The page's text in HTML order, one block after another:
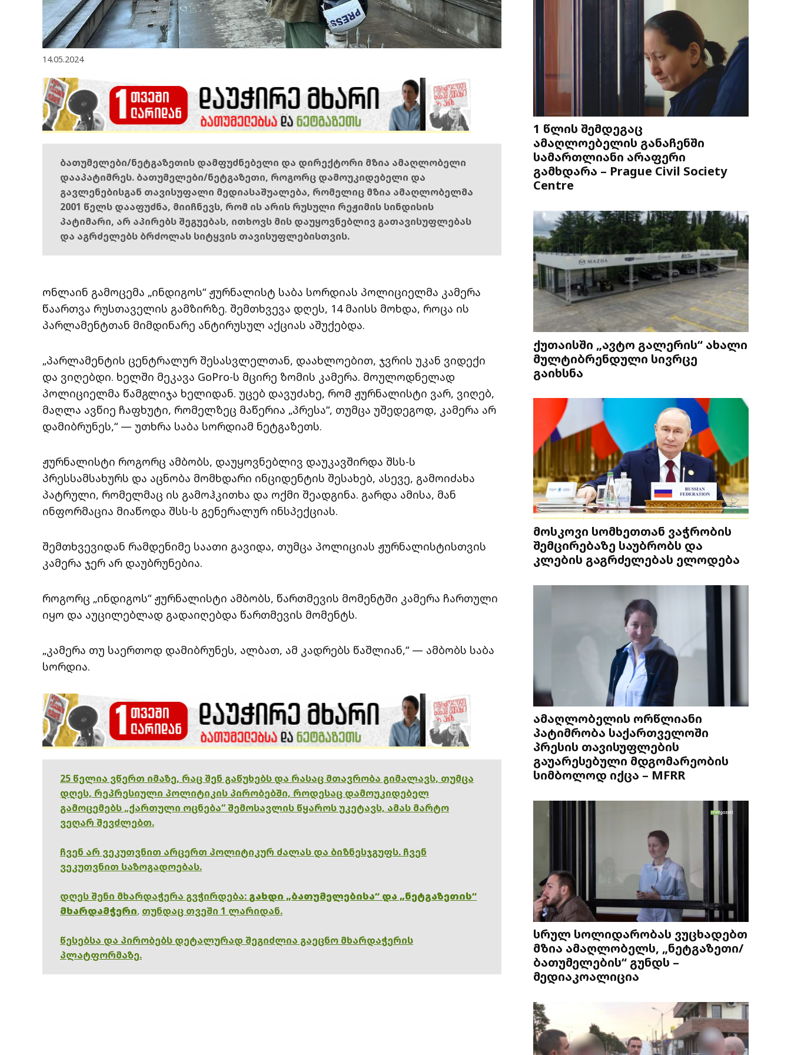
14.05.2024
ბათუმელები/ნეტგაზეთის დამფუძნებელი და დირექტორი მზია ამაღლობელი
დააპატიმრეს. ბათუმელები/ნეტგაზეთი, როგორც დამოუკიდებელი და
გავლენებისგან თავისუფალი მედიასაშუალება, რომელიც მზია ამაღლობელმა
2001 წელს დააფუძნა, მიიჩნევს, რომ ის არის რუსული რეჟიმის სინდისის
პატიმარი, არ აპირებს შეგუებას, ითხოვს მის დაუყოვნებლივ გათავისუფლებას
და აგრძელებს ბრძოლას სიტყვის თავისუფლებისთვის.
ონლაინ გამოცემა „ინდიგოს“ ჟურნალისტ საბა სორდიას პოლიციელმა კამერა
წაართვა რუსთაველის გამზირზე. შემთხვევა დღეს, 14 მაისს მოხდა, როცა ის
პარლამენტთან მიმდინარე ანტირუსულ აქციას აშუქებდა.
„პარლამენტის ცენტრალურ შესასვლელთან, დაახლოებით, ჯვრის უკან ვიდექი
და ვიღებდი. ხელში მეკავა GoPro-ს მცირე ზომის კამერა. მოულოდნელად
პოლიციელმა წამგლიჯა ხელიდან. უცებ დავუძახე, რომ ჟურნალისტი ვარ, ვიღებ,
მაღლა ავწიე ჩაფხუტი, რომელზეც მაწერია „პრესა“, თუმცა უშედეგოდ, კამერა არ
დამიბრუნეს,“ — უთხრა საბა სორდიამ ნეტგაზეთს.
ჟურნალისტი როგორც ამბობს, დაუყოვნებლივ დაუკავშირდა შსს-ს
პრესსამსახურს და აცნობა მომხდარი ინციდენტის შესახებ, ასევე, გამოიძახა
პატრული, რომელმაც ის გამოჰკითხა და ოქმი შეადგინა. გარდა ამისა, მან
ინფორმაცია მიაწოდა შსს-ს გენერალურ ინსპექციას.
შემთხვევიდან რამდენიმე საათი გავიდა, თუმცა პოლიციას ჟურნალისტისთვის
კამერა ჯერ არ დაუბრუნებია.
როგორც „ინდიგოს“ ჟურნალისტი ამბობს, წართმევის მომენტში კამერა ჩართული
იყო და აუცილებლად გადაიღებდა წართმევის მომენტს.
„კამერა თუ საერთოდ დამიბრუნეს, ალბათ, ამ კადრებს წაშლიან,“ — ამბობს საბა
სორდია.
25 წელია ვწერთ იმაზე, რაც შენ გაწუხებს და რასაც მთავრობა გიმალავს, თუმცა
დღეს, რეპრესიული პოლიტიკის პირობებში, როდესაც დამოუკიდებელ
გამოცემებს „ქართული ოცნება“ შემოსავლის წყაროს უკეტავს, ამას მარტო
ვეღარ შევძლებთ.
ჩვენ არ ვეკუთვნით არცერთ პოლიტიკურ ძალას და ბიზნესჯგუფს. ჩვენ
ვეკუთვნით საზოგადოებას.
დღეს შენი მხარდაჭერა გვჭირდება: გახდი „ბათუმელებისა“ და „ნეტგაზეთის“
მხარდამჭერი, თუნდაც თვეში 1 ლარიდან.
წესებსა და პირობებს დეტალურად შეგიძლია გაეცნო მხარდაჭერის
პლატფორმაზე.
1 წლის შემდეგაც
ამაღლოებელის განაჩენში
სამართლიანი არაფერი
გამხდარა – Prague Civil Society
Centre
ქუთაისში „ავტო გალერის“ ახალი
მულტიბრენდული სივრცე
გაიხსნა
მოსკოვი სომხეთთან ვაჭრობის
შემცირებაზე საუბრობს და
კლების გაგრძელებას ელოდება
ამაღლობელის ორწლიანი
პატიმრობა საქართველოში
პრესის თავისუფლების
გაუარესებული მდგომარეობის
სიმბოლოდ იქცა – MFRR
სრულ სოლიდარობას ვუცხადებთ
მზია ამაღლობელს, „ნეტგაზეთი/
ბათუმელების“ გუნდს –
მედიაკოალიცია